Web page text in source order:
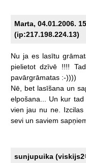
Marta, 04.01.2006.
(ip:217.198.224.13)
Nu ja es lasītu
pielietot dzīvē !!!! Tad
pavārgrāmatas :-))))
Nē,
bet lasīšana un
elpošana...
Un kur tad
vien jau nu ne. Izcilas
sevi un saviem
sunjupuika (viskijs2